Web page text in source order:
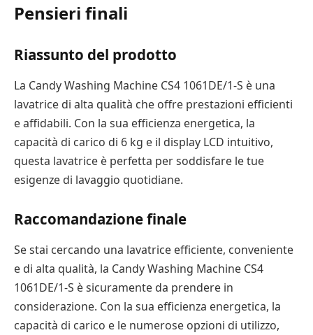
Pensieri finali
Riassunto del prodotto
La Candy Washing Machine CS4 1061DE/1-S è una
lavatrice di alta qualità che offre prestazioni efficienti
e affidabili. Con la sua efficienza energetica, la
capacità di carico di 6 kg e il display LCD intuitivo,
questa lavatrice è perfetta per soddisfare le tue
esigenze di lavaggio quotidiane.
Raccomandazione finale
Se stai cercando una lavatrice efficiente, conveniente
e di alta qualità, la Candy Washing Machine CS4
1061DE/1-S è sicuramente da prendere in
considerazione. Con la sua efficienza energetica, la
capacità di carico e le numerose opzioni di utilizzo,